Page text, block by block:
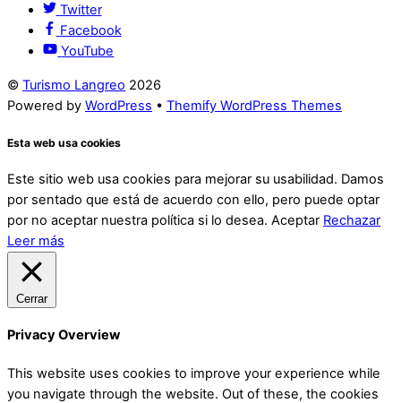
Twitter
Facebook
YouTube
© Turismo Langreo 2026
Powered by WordPress • Themify WordPress Themes
Esta web usa cookies
Este sitio web usa cookies para mejorar su usabilidad. Damos
por sentado que está de acuerdo con ello, pero puede optar
por no aceptar nuestra política si lo desea. Aceptar Rechazar
Leer más
Cerrar
Privacy Overview
This website uses cookies to improve your experience while
you navigate through the website. Out of these, the cookies